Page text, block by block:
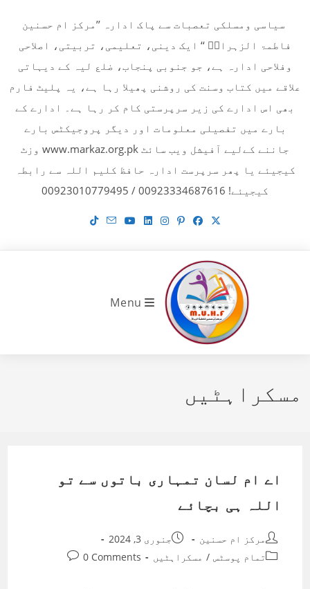
content
سیاسی ومسلکی تعصبات سے پاک ادارہ ’’مرکز ام حسنین
فاطمۃ الزہراءؓ ‘‘ ایک دینی، تعلیمی، تربیتی، اصلاحی
وفلاحی ادارہ ہے، جو جنوبی پنجاب، ضلع لیہ کے دیہاتی
علاقے میں کتاب وسنت کی روشنی پھیلا رہا ہے، یہ پلیٹ فارم
بھی اس ادارے کی زیر سرپرستی کام کر رہا ہے۔ ادارے کے
بارے میں تفصیلی معلومات اور دیگر پروجیکٹس بارے
جاننے کےلیے آفیشل ویب سائٹ www.markaz.org.pk وزٹ
کیجیئے یا پھر سرپرست ادارہ حافظ کلیم اللہ سے رابطہ
کیجیئے! 00923334687616 / 00923010779495
Menu
مسکراہٹیں
اے ام لسان تمہاری باتوں سے تو
اللہ ہی بچائے
Post
author:
مرکز ام حسنین
Post
published:
جنوری 3, 2024
Postتمام پوسٹس / مسکراہٹیں
Post
0 Comments